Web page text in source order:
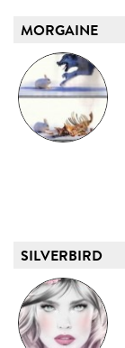
MORGAINE
SILVERBIRD